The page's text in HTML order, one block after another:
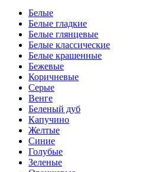
Белые
Белые гладкие
Белые глянцевые
Белые классические
Белые крашенные
Бежевые
Коричневые
Серые
Венге
Беленый дуб
Капучино
Желтые
Синие
Голубые
Зеленые